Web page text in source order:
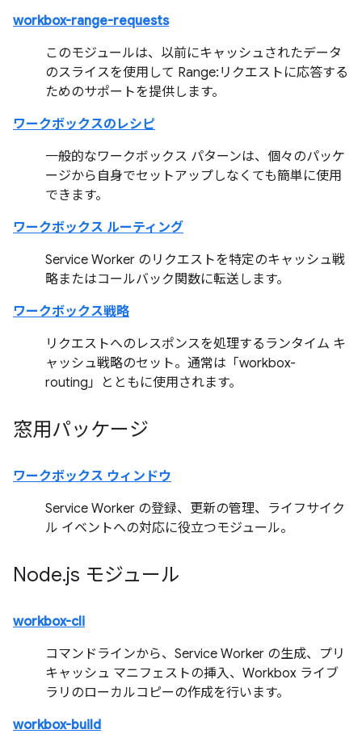
workbox-range-requests
このモジュールは、以前にキャッシュされたデータ
のスライスを使用して Range:リクエストに応答する
ためのサポートを提供します。
ワークボックスのレシピ
一般的なワークボックス パターンは、個々のパッケ
ージから自身でセットアップしなくても簡単に使用
できます。
ワークボックス ルーティング
Service Worker のリクエストを特定のキャッシュ戦
略またはコールバック関数に転送します。
ワークボックス戦略
リクエストへのレスポンスを処理するランタイム キ
ャッシュ戦略のセット。通常は「workbox-
routing」とともに使用されます。
窓用パッケージ
ワークボックス ウィンドウ
Service Worker の登録、更新の管理、ライフサイク
ル イベントへの対応に役立つモジュール。
Node.js モジュール
workbox-cli
コマンドラインから、Service Worker の生成、プリ
キャッシュ マニフェストの挿入、Workbox ライブ
ラリのローカルコピーの作成を行います。
workbox-build